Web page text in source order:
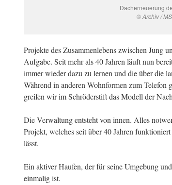
Dacherneuerung
© Archiv /
Projekte des Zusammenlebens zwischen Jung
Aufgabe. Seit mehr als 40 Jahren läuft nun
immer wieder dazu zu lernen und die über die
Während in anderen Wohnformen zum Telefon
greifen wir im Schröderstift das Modell der
Die Verwaltung entsteht von innen. Alles
Projekt, welches seit über 40 Jahren
lässt.
Ein aktiver Haufen, der für seine Umgebung
einmalig ist.